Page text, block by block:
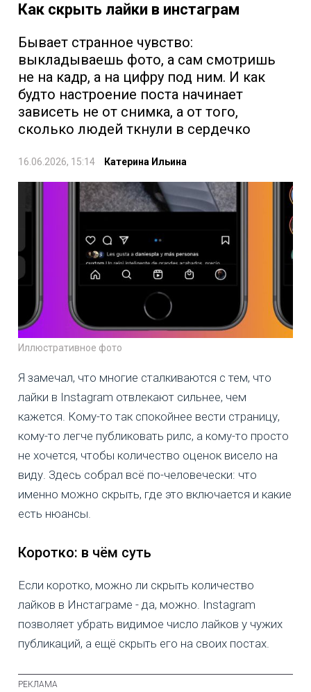
Как скрыть лайки в инстаграм
Бывает странное чувство:
выкладываешь фото, а сам смотришь
не на кадр, а на цифру под ним. И как
будто настроение поста начинает
зависеть не от снимка, а от того,
сколько людей ткнули в сердечко
16.06.2026, 15:14 Катерина Ильина
Иллюстративное фото
Я замечал, что многие сталкиваются с тем, что
лайки в Instagram отвлекают сильнее, чем
кажется. Кому-то так спокойнее вести страницу,
кому-то легче публиковать рилс, а кому-то просто
не хочется, чтобы количество оценок висело на
виду. Здесь собрал всё по-человечески: что
именно можно скрыть, где это включается и какие
есть нюансы.
Коротко: в чём суть
Если коротко, можно ли скрыть количество
лайков в Инстаграме - да, можно. Instagram
позволяет убрать видимое число лайков у чужих
публикаций, а ещё скрыть его на своих постах.